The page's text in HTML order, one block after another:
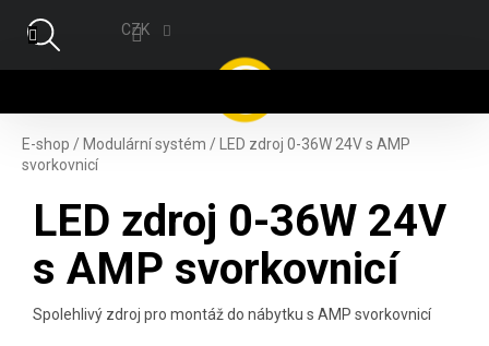
CZK
E-shop / Modulární systém /
LED zdroj 0-36W 24V s AMP
svorkovnicí
LED zdroj 0-36W 24V
s AMP svorkovnicí
Spolehlivý zdroj pro montáž do nábytku s AMP svorkovnicí